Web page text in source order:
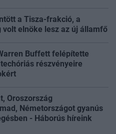
a Tisza-frakció, a
elnöke lesz az új államfő
Buffett felépítette
részvényeire
Oroszország
Németországot gyanús
- Háborús híreink